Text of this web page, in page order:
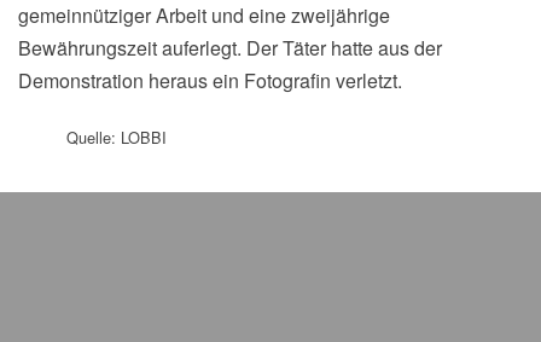
gemeinnütziger Arbeit und eine zweijährige
Bewährungszeit auferlegt. Der Täter hatte aus der
Demonstration heraus ein Fotografin verletzt.
Quelle: LOBBI